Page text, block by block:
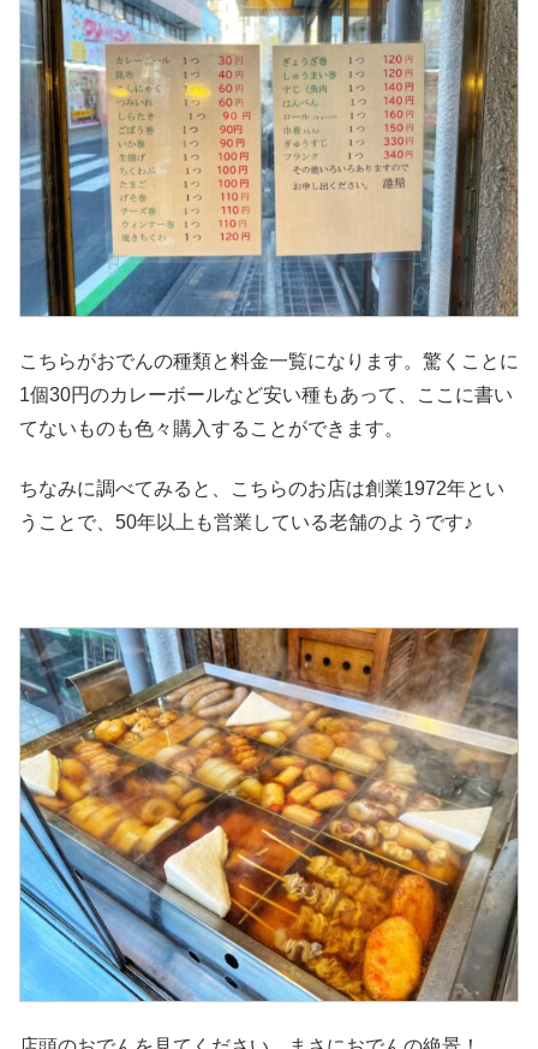
こちらがおでんの種類と料金一覧になります。驚くことに
1個30円のカレーボールなど安い種もあって、ここに書い
てないものも色々購入することができます。
ちなみに調べてみると、こちらのお店は創業1972年とい
うことで、50年以上も営業している老舗のようです♪